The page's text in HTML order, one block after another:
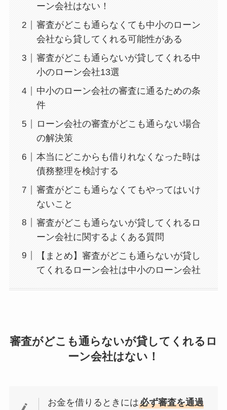
ーン会社はない！
審査がどこも通らなくても中小のローン
会社なら貸してくれる可能性がある
審査がどこも通らないが貸してくれる中
小のローン会社13選
中小のローン会社の審査に通るための条
件
ローン会社の審査がどこも通らない場合
の解決策
本当にどこからも借りれなくなった時は
債務整理を検討する
審査がどこも通らなくてもやってはいけ
ないこと
審査がどこも通らないが貸してくれるロ
ーン会社に関するよくある質問
【まとめ】審査がどこも通らないが貸し
てくれるローン会社は中小のローン会社
審査がどこも通らないが貸してくれるロ
ーン会社はない！
お金を借りるときには必ず審査を通過